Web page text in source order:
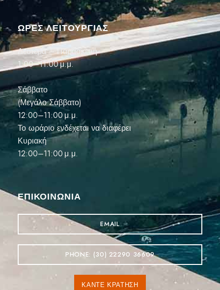
ΏΡΕΣ ΛΕΙΤΟΥΡΓΙΑΣ
Δευτέρα – Παρασκευή
1:00–11:00 μ.μ.
Σάββατο
(Μεγάλο Σάββατο)
12:00–11:00 μ.μ.
Το ωράριο ενδέχεται να διαφέρει
Κυριακή
12:00–11:00 μ.μ.
ΕΠΙΚΟΙΝΩΝΊΑ
EMAIL
PHONE: (30) 22290 36609
ΚΆΝΤΕ ΚΡΆΤΗΣΗ